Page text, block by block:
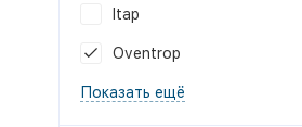
Itap
Oventrop
Показать ещё